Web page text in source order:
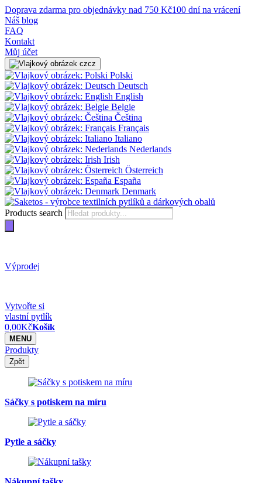
Doprava zdarma pro objednávky nad 750 Kč100 dní na vrácení
Náš blog
FAQ
Kontakt
Můj účet
cz
Polski
Deutsch
English
Belgie
Čeština
Français
Italiano
Nederlands
Irish
Österreich
España
Denmark
Products search
Výprodej
Vytvořte si
vlastní pytlík
0,00KčKošík
MENU
Produkty
Zpět
Sáčky s potiskem na míru
Pytle a sáčky